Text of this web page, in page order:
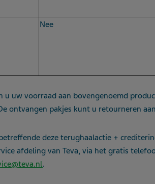
Nee
u uw voorraad aan bovengenoemd
ontvangen pakjes kunt u retourneren
deze terughaalactie +
afdeling van Teva, via het gratis
.